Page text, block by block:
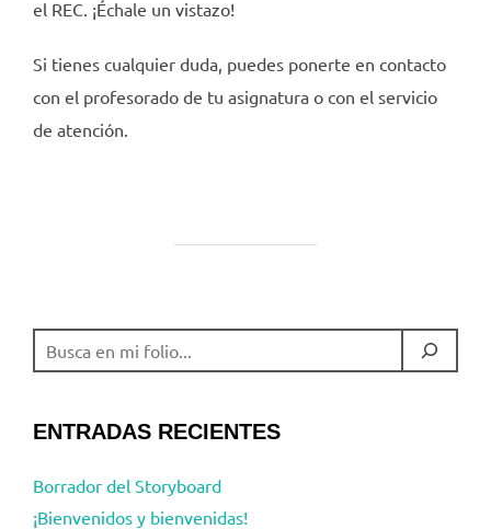
el REC. ¡Échale un vistazo!
Si tienes cualquier duda, puedes ponerte en contacto
con el profesorado de tu asignatura o con el servicio
de atención.
BUSCAR
ENTRADAS RECIENTES
Borrador del Storyboard
¡Bienvenidos y bienvenidas!